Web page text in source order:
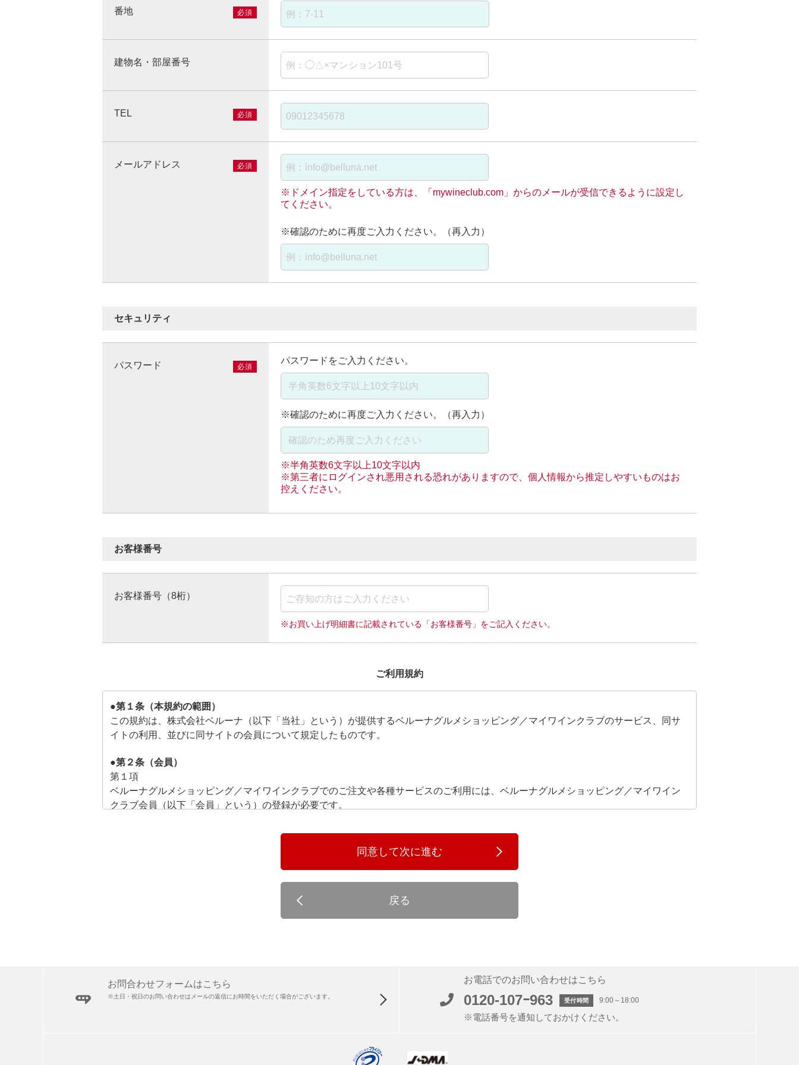
番地 必須
建物名・部屋番号
TEL 必須
メールアドレス 必須
※ドメイン指定をしている方は、「mywineclub.com」からのメールが受信できるように設定し
てください。
※確認のために再度ご入力ください。（再入力）
セキュリティ
パスワード 必須
パスワードをご入力ください。
※確認のために再度ご入力ください。（再入力）
※半角英数6文字以上10文字以内
※第三者にログインされ悪用される恐れがありますので、個人情報から推定しやすいものはお
控えください。
お客様番号
お客様番号（8桁）
※お買い上げ明細書に記載されている「お客様番号」をご記入ください。
ご利用規約
●第１条（本規約の範囲）
この規約は、株式会社ベルーナ（以下「当社」という）が提供するベルーナグルメショッピング／マイワインクラブのサービス、同サ
イトの利用、並びに同サイトの会員について規定したものです。
●第２条（会員）
第１項
ベルーナグルメショッピング／マイワインクラブでのご注文や各種サービスのご利用には、ベルーナグルメショッピング／マイワイン
クラブ会員（以下「会員」という）の登録が必要です。
会員とは、本規約に同意し、所定の入会手続きを完了し、当社が会員ＩＤとパスワードを発行した方を指します。
会員登録時に発行された会員ＩＤとパスワードの使用・管理に関しては、その会員が全ての責任を負うものとします。会員ＩＤの使用
上の過失や、第三者が会員ＩＤとパスワードを利用し発生した問題について、当社は一切の責任を負わないものとします。
第７項
第２条第６項について、会員退会時でも当社の業務上最低限必要な情報については、削除されません。
(1) 当社の業務を妨害した場合や、当社に損害を与えた場合
同意して次に進む
戻る
お問合わせフォームはこちら
※土日・祝日のお問い合わせはメールの返信にお時間をいただく場合がございます。
お電話でのお問い合わせはこちら
0120-107ｰ963 受付時間 9:00～18:00
※電話番号を通知しておかけください。